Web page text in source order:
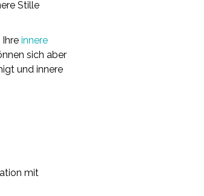
Stille
innere
sich aber
und innere
mit